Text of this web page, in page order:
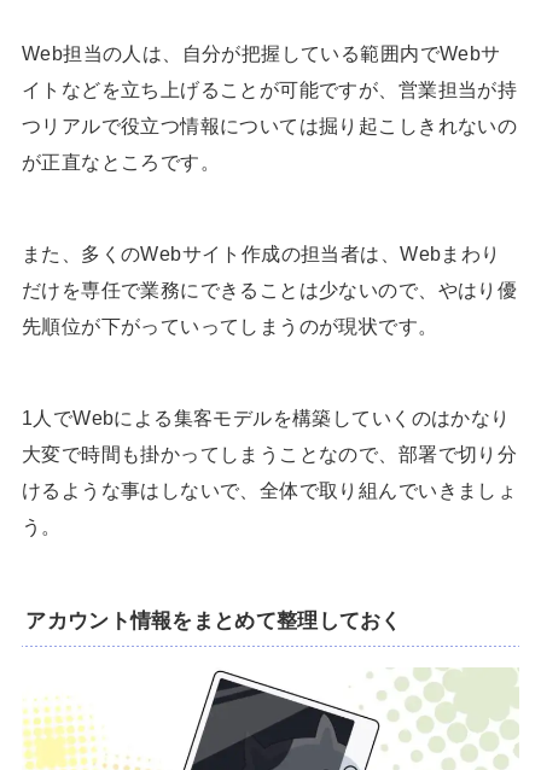
Web担当の人は、自分が把握している範囲内でWebサ
イトなどを立ち上げることが可能ですが、営業担当が持
つリアルで役立つ情報については掘り起こしきれないの
が正直なところです。
また、多くのWebサイト作成の担当者は、Webまわり
だけを専任で業務にできることは少ないので、やはり優
先順位が下がっていってしまうのが現状です。
1人でWebによる集客モデルを構築していくのはかなり
大変で時間も掛かってしまうことなので、部署で切り分
けるような事はしないで、全体で取り組んでいきましょ
う。
アカウント情報をまとめて整理しておく